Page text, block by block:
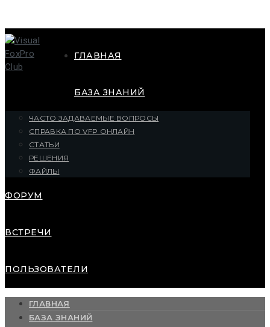
ГЛАВНАЯ
БАЗА ЗНАНИЙ
ЧАСТО ЗАДАВАЕМЫЕ ВОПРОСЫ
СПРАВКА ПО VFP ОНЛАЙН
СТАТЬИ
РЕШЕНИЯ
ФАЙЛЫ
ФОРУМ
ВСТРЕЧИ
ПОЛЬЗОВАТЕЛИ
ГЛАВНАЯ
БАЗА ЗНАНИЙ